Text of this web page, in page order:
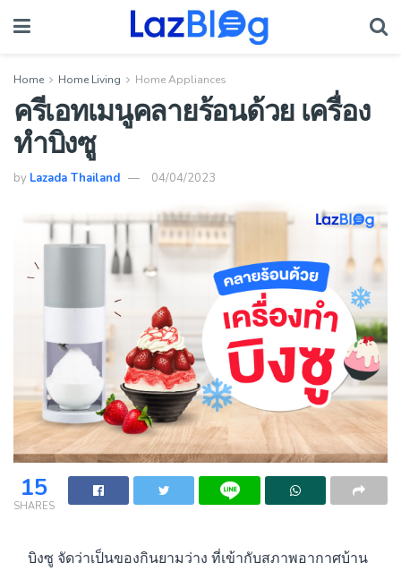
Home Home Living Home Appliances
ครีเอทเมนูคลายร้อนด้วย เครื่อง
ทำบิงซู
by Lazada Thailand 04/04/2023
15
SHARES
บิงซู จัดว่าเป็นของกินยามว่าง ที่เข้ากับสภาพอากาศบ้าน